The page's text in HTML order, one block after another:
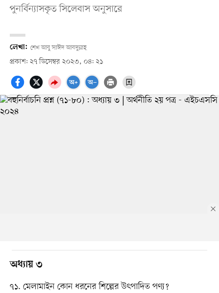
পুনর্বিন্যাসকৃত সিলেবাস অনুসারে
লেখা: শেখ আবু সাঈদ আবদুল্লাহ্
প্রকাশ: ২৭ ডিসেম্বর ২০২৩, ০৪: ২১
অধ্যায় ৩
৭১. মেলামাইন কোন ধরনের শিল্পের উৎপাদিত পণ্য?